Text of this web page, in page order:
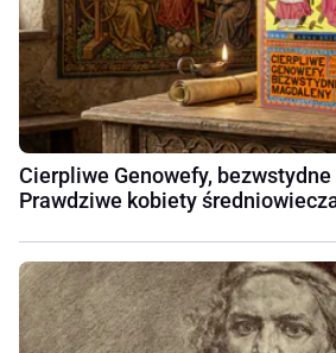
Cierpliwe Genowefy,
Prawdziwe kobiety